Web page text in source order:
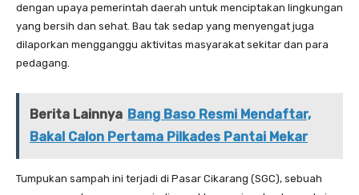
dengan upaya pemerintah daerah untuk menciptakan lingkungan
yang bersih dan sehat. Bau tak sedap yang menyengat juga
dilaporkan mengganggu aktivitas masyarakat sekitar dan para
pedagang.
Berita Lainnya Bang Baso Resmi Mendaftar,
Bakal Calon Pertama Pilkades Pantai Mekar
Tumpukan sampah ini terjadi di Pasar Cikarang (SGC), sebuah